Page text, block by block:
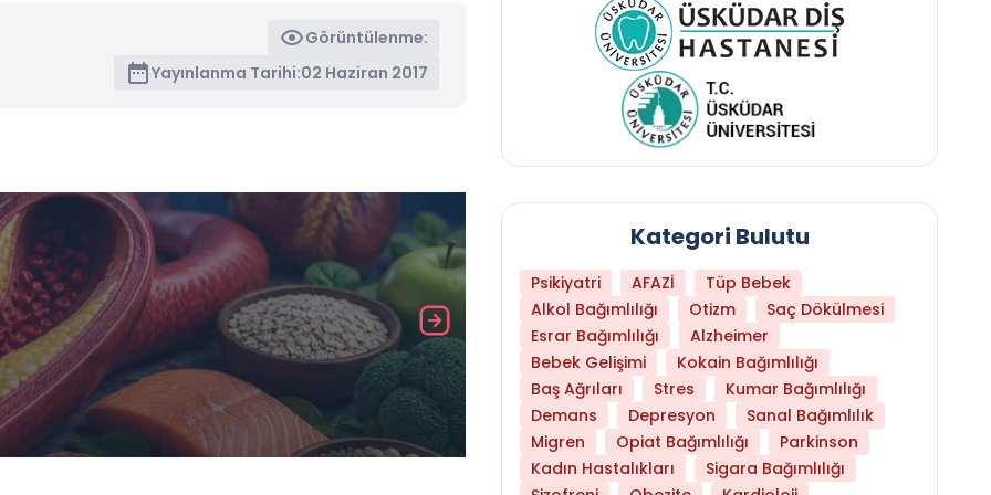
Görüntülenme:
Yayınlanma Tarihi:02 Haziran 2017
Daha Az Protein Tüketmek Yaşlanmayı
Kategori Bulutu
Psikiyatri AFAZİ
Tüp Bebek
Alkol Bağımlılığı
Otizm
Saç Dökülmesi
Esrar Bağımlılığı
Alzheimer
Bebek Gelişimi
Kokain Bağımlılığı
Baş Ağrıları
Stres
Kumar Bağımlılığı
Demans
Depresyon
Sanal Bağımlılık
Migren
Opiat Bağımlılığı
Parkinson
Kadın Hastalıkları
Sigara Bağımlılığı